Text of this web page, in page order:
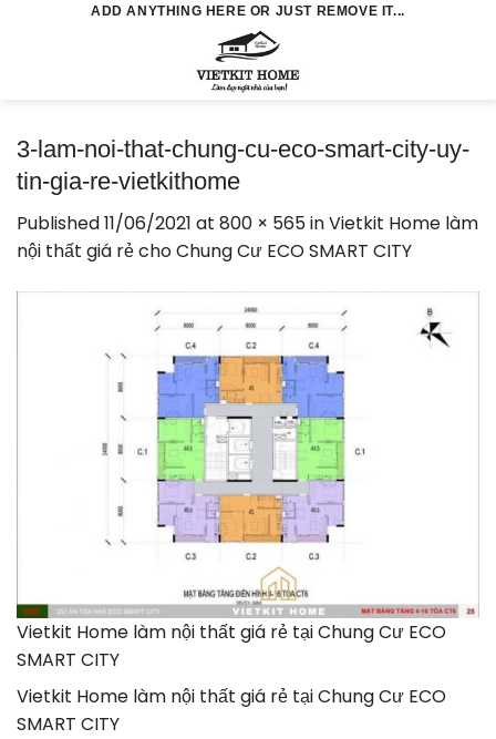
ADD ANYTHING HERE OR JUST REMOVE IT...
3-lam-noi-that-chung-cu-eco-smart-city-uy-
tin-gia-re-vietkithome
Published11/06/2021 at 800 × 565inVietkit Home làm
nội thất giá rẻ cho Chung Cư ECO SMART CITY
Vietkit Home làm nội thất giá rẻ tại Chung Cư ECO
SMART CITY
Vietkit Home làm nội thất giá rẻ tại Chung Cư ECO
SMART CITY